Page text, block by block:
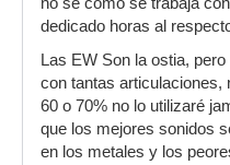
dedicado horas al
Las EW Son la ostia,
con tantas articulaciones,
60 o 70% no lo utilizaré
que los mejores sonidos
en los metales y los